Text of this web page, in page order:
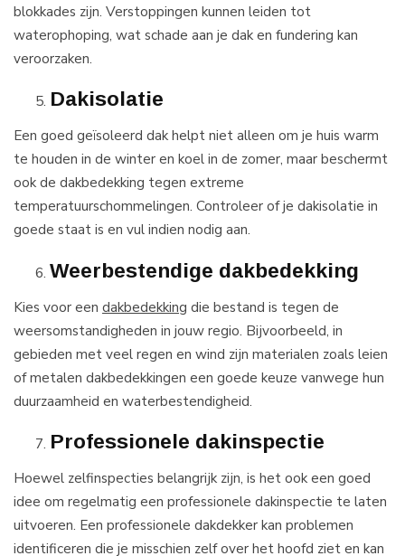
blokkades zijn. Verstoppingen kunnen leiden tot
waterophoping, wat schade aan je dak en fundering kan
veroorzaken.
Dakisolatie
Een goed geïsoleerd dak helpt niet alleen om je huis warm
te houden in de winter en koel in de zomer, maar beschermt
ook de dakbedekking tegen extreme
temperatuurschommelingen. Controleer of je dakisolatie in
goede staat is en vul indien nodig aan.
Weerbestendige dakbedekking
Kies voor een dakbedekking die bestand is tegen de
weersomstandigheden in jouw regio. Bijvoorbeeld, in
gebieden met veel regen en wind zijn materialen zoals leien
of metalen dakbedekkingen een goede keuze vanwege hun
duurzaamheid en waterbestendigheid.
Professionele dakinspectie
Hoewel zelfinspecties belangrijk zijn, is het ook een goed
idee om regelmatig een professionele dakinspectie te laten
uitvoeren. Een professionele dakdekker kan problemen
identificeren die je misschien zelf over het hoofd ziet en kan